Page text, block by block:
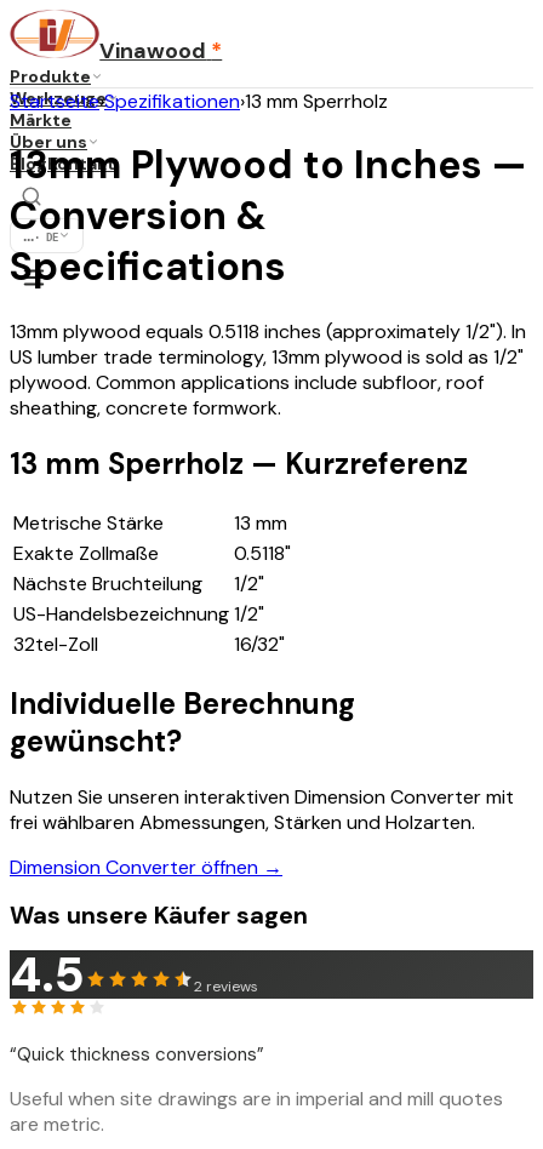
Vinawood *
Produkte
Werkzeuge
Märkte
Über uns
BlogKontakt
... · DE
Startseite›Spezifikationen›13 mm Sperrholz
13mm Plywood to Inches —
Conversion &
Specifications
13mm plywood equals 0.5118 inches (approximately 1/2"). In
US lumber trade terminology, 13mm plywood is sold as 1/2"
plywood. Common applications include subfloor, roof
sheathing, concrete formwork.
13 mm Sperrholz — Kurzreferenz
Metrische Stärke 13 mm
Exakte Zollmaße
0.5118"
Nächste Bruchteilung
1/2"
US-Handelsbezeichnung1/2"
32tel-Zoll
16/32"
Individuelle Berechnung
gewünscht?
Nutzen Sie unseren interaktiven Dimension Converter mit
frei wählbaren Abmessungen, Stärken und Holzarten.
Dimension Converter öffnen →
Was unsere Käufer sagen
4.5 2 reviews
“Quick thickness conversions”
Useful when site drawings are in imperial and mill quotes
are metric.